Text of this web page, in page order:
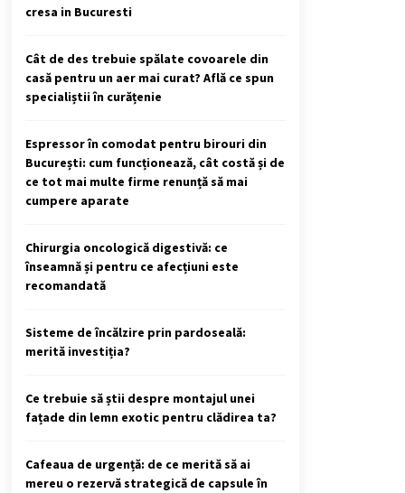
cresa in Bucuresti
Cât de des trebuie spălate covoarele din
casă pentru un aer mai curat? Află ce spun
specialiștii în curățenie
Espressor în comodat pentru birouri din
București: cum funcționează, cât costă și de
ce tot mai multe firme renunță să mai
cumpere aparate
Chirurgia oncologică digestivă: ce
înseamnă și pentru ce afecțiuni este
recomandată
Sisteme de încălzire prin pardoseală:
merită investiția?
Ce trebuie să știi despre montajul unei
fațade din lemn exotic pentru clădirea ta?
Cafeaua de urgență: de ce merită să ai
mereu o rezervă strategică de capsule în